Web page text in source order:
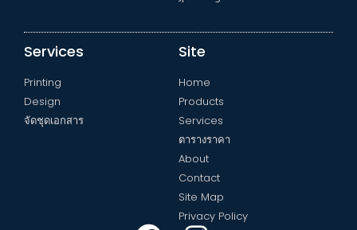
Services
Printing
Design
จัดชุดเอกสาร
Site
Home
Products
Services
ตารางราคา
About
Contact
Site Map
Privacy Policy